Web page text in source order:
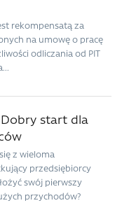
rekompensatą za
na umowę o pracę
odliczania od PIT
Dobry start dla
z wieloma
przedsiębiorcy
swój pierwszy
przychodów?